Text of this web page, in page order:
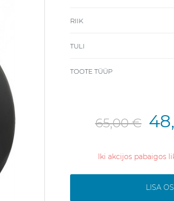
RIIK
TULI
TOOTE TÜÜP
65,00 €
Iki akcijos pabaigos
LISA